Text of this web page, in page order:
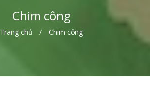
Chim công
Trang chủ Chim công